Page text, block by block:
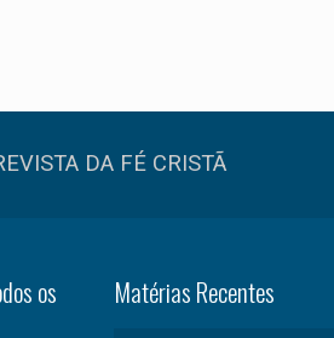
DA FÉ CRISTÃ
os
Matérias Recentes